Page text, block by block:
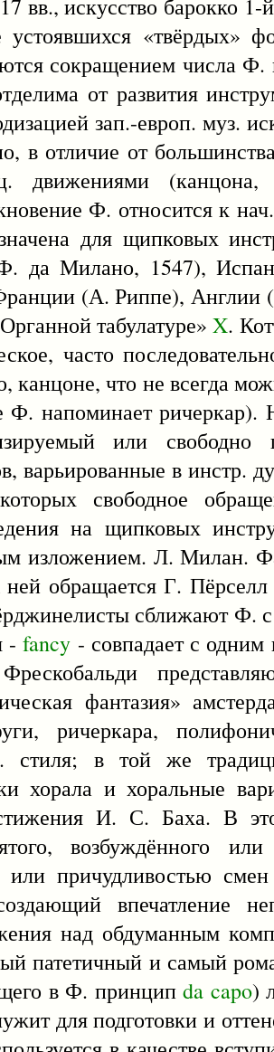
17 вв., искусство
устоявшихся «твёрдых»
сокращением числа Ф.
от развития
зап.-европ. муз.
в отличие от
движениями (канцона,
Ф. относится к
для щипковых
да Милано, 1547),
(А. Риппе), Англии
табулатуре»X.
часто
канцоне, что не всегда
напоминает ричеркар).
или свободно
варьированные в
свободное
на щипковых
изложением. Л. Милан.
обращается Г.
сближают Ф.
-fancy - совпадает с
фантазия»
ричеркара,
стиля; в той же
хорала и хоральные
И. С. Баха. В
возбуждённого
или причудливостью
впечатление
над обдуманным
патетичный и самый
в Ф. принципda capo)
для подготовки и